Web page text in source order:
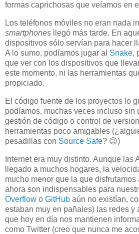
formas caprichosas que veíamos en
Los teléfonos móviles no eran nada
smartphones llegó más tarde. En
dispositivos sólo servían para hacer
A lo sumo, podíamos jugar al Snake,
que ver con los dispositivos que
este momento, ni las herramientas
propiciado.
El código fuente de los proyectos lo
podíamos, muchas veces incluso sin
gestión de código o control de
herramientas poco amigables
pesadillas con Source Safe? 😉)
Internet era muy distinto. Aunque las
llegado a muchos hogares, la
mucho menor que la que
ahora son indispensables para
Overflow o GitHub aún no existían,
estaban muy en pañales) las redes
que hoy en día nos mantienen
como Twitter (creo que nunca me